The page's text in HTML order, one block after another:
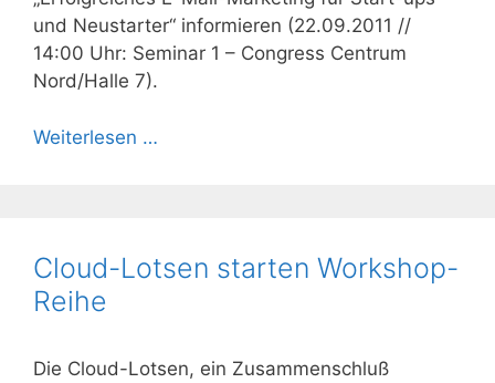
und Neustarter“ informieren (22.09.2011 //
14:00 Uhr: Seminar 1 – Congress Centrum
Nord/Halle 7).
Weiterlesen …
Cloud-Lotsen starten Workshop-
Reihe
Die Cloud-Lotsen, ein Zusammenschluß